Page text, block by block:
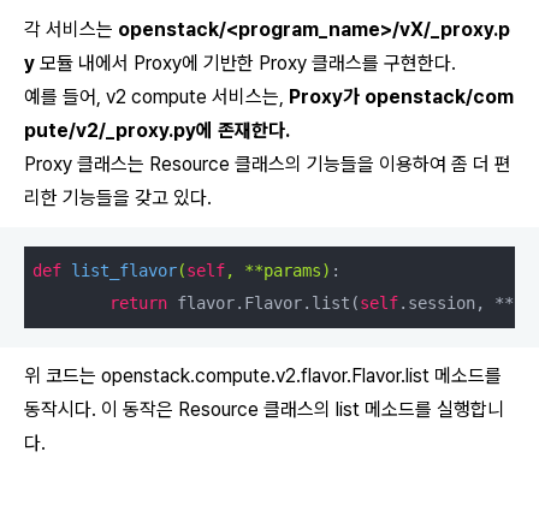
각 서비스는 openstack/<program_name>/vX/_proxy.p
y 모듈 내에서 Proxy에 기반한 Proxy 클래스를 구현한다.
예를 들어, v2 compute 서비스는, Proxy가 openstack/com
pute/v2/_proxy.py에 존재한다.
Proxy 클래스는 Resource 클래스의 기능들을 이용하여 좀 더 편
리한 기능들을 갖고 있다.
def list_flavor(self, **params) :
return flavor.Flavor.list(self
위 코드는 openstack.compute.v2.flavor.Flavor.list 메소드를
동작시다. 이 동작은 Resource 클래스의 list 메소드를 실행합니
다.